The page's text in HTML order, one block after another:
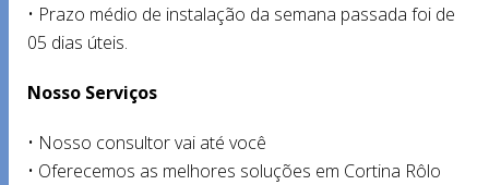
• Prazo médio de instalação da semana passada foi de
05 dias úteis.
Nosso Serviços
• Nosso consultor vai até você
• Oferecemos as melhores soluções em Cortina Rôlo